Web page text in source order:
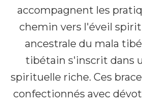
accompagnent les
chemin vers l'éveil
ancestrale du mala
tibétain s'inscrit dans
spirituelle riche. Ces
confectionnés avec